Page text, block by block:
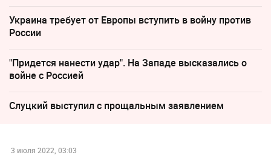
Украина требует от Европы вступить в войну против
России
"Придется нанести удар". На Западе высказались о
войне с Россией
Слуцкий выступил с прощальным заявлением
3 июля 2022, 03:03